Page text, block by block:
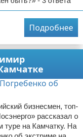
Подробнее
бизнесмен, топ-
рассказал о
туре на Камчатку. На